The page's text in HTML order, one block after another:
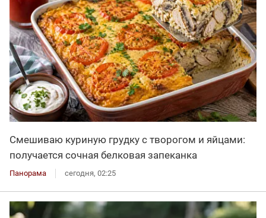
Смешиваю куриную грудку с творогом и яйцами:
получается сочная белковая запеканка
Панорама сегодня, 02:25